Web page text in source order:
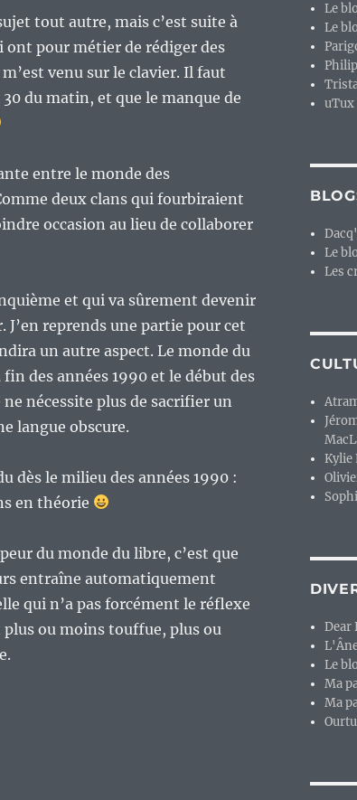
tout autre, mais c’est suite à
ont pour métier de rédiger des
venu sur le clavier. Il faut
du matin, et que le manque de
entre le monde des
deux clans qui fourbiraient
occasion au lieu de collaborer
et qui va sûrement devenir
J’en reprends une partie pour cet
un autre aspect. Le monde du
des années 1990 et le début des
nécessite plus de sacrifier un
langue obscure.
dès le milieu des années 1990 :
en théorie
du monde du libre, c’est que
entraîne automatiquement
qui n’a pas forcément le réflexe
ou moins touffue, plus ou
actuel part en couilles ? Épisode 3 : la
Le
Le
uTux
Le
Les
Kylie
Dear
Le
Ma
Ma